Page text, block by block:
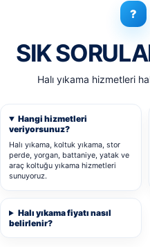
?
SIK
Halı yıkama hizmetleri
Hangi hizmetleri
veriyorsunuz?
Halı yıkama, koltuk yıkama, stor
perde, yorgan, battaniye, yatak ve
araç koltuğu yıkama hizmetleri
sunuyoruz.
Halı yıkama fiyatı nasıl
belirlenir?